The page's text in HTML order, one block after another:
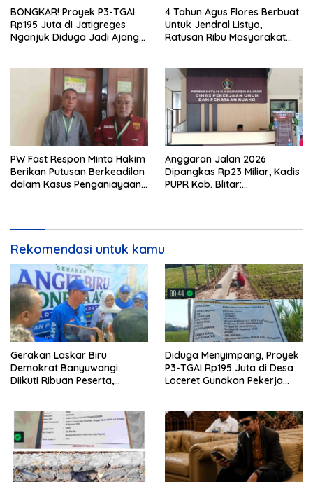
BONGKAR! Proyek P3-TGAI
Rp195 Juta di Jatigreges
Nganjuk Diduga Jadi Ajang
4 Tahun Agus Flores Berbuat
Untuk Jendral Listyo,
Ratusan Ribu Masyarakat
PW Fast Respon Minta Hakim
Berikan Putusan Berkeadilan
dalam Kasus Penganiayaan
Anggaran Jalan 2026
Dipangkas Rp23 Miliar, Kadis
PUPR Kab. Blitar:
Rekomendasi untuk kamu
Gerakan Laskar Biru
Demokrat Banyuwangi
Diikuti Ribuan Peserta,
Diduga Menyimpang, Proyek
P3-TGAI Rp195 Juta di Desa
Loceret Gunakan Pekerja